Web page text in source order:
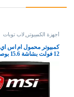
أجهزة الكمبيوتر لاب توبات
RAM 16GB/1TB-